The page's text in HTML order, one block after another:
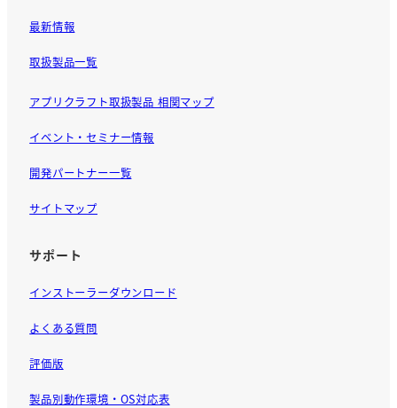
最新情報
取扱製品一覧
アプリクラフト取扱製品 相関マップ
イベント・セミナー情報
開発パートナー一覧
サイトマップ
サポート
インストーラーダウンロード
よくある質問
評価版
製品別動作環境・OS対応表